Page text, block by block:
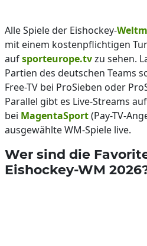
Alle Spiele der Eishockey-
mit einem kostenpflichtigen
aufsporteurope.tvzu sehen.
Partien des deutschen Teams
Free-TV bei ProSieben oder
Parallel gibt es Live-Streams
bei MagentaSport(Pay-TV-
ausgewählte WM-Spiele live.
Wer sind die
Eishockey-WM